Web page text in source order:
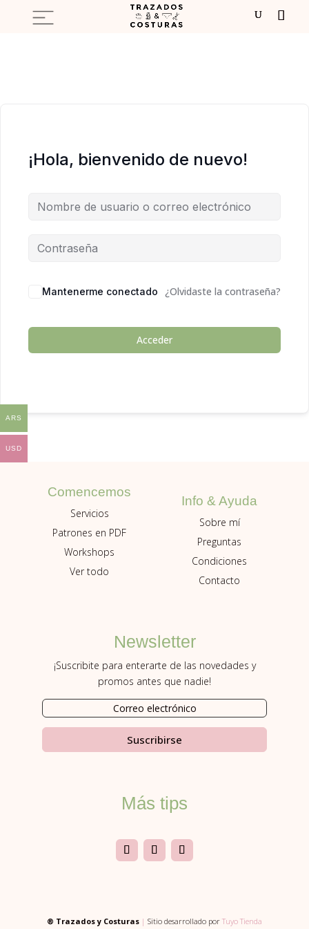
¡Hola, bienvenido de nuevo!
Mantenerme conectado ¿Olvidaste la contraseña?
Acceder
Comencemos
Servicios
Patrones en PDF
Workshops
Ver todo
Info & Ayuda
Sobre mí
Preguntas
Condiciones
Contacto
Newsletter
¡Suscribite para enterarte de las novedades y
promos antes que nadie!
Suscribirse
Más tips
® Trazados y Costuras | Sitio desarrollado por Tuyo Tienda
ARS
USD